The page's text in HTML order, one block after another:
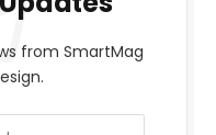
from SmartMag